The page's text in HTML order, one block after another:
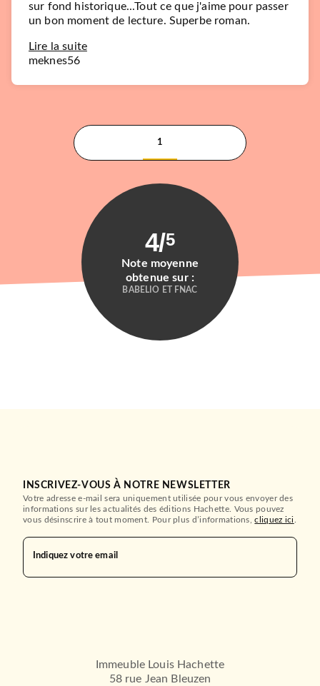
Antonin Malroux
sur fond historique...Tout ce que j'aime pour passer
un bon moment de lecture. Superbe roman.
Lire la suite
meknes56
1
4/5
Note moyenne
obtenue sur :
BABELIO ET FNAC
INSCRIVEZ-VOUS À NOTRE NEWSLETTER
Votre adresse e-mail sera uniquement utilisée pour vous envoyer des
informations sur les actualités des éditions Hachette. Vous pouvez
vous désinscrire à tout moment. Pour plus d’informations,cliquez ici
Indiquez votre email
Immeuble Louis Hachette
58 rue Jean Bleuzen